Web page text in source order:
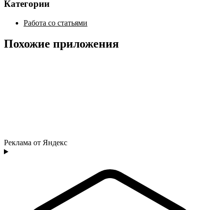
Категории
Работа со статьями
Похожие приложения
Реклама от Яндекс